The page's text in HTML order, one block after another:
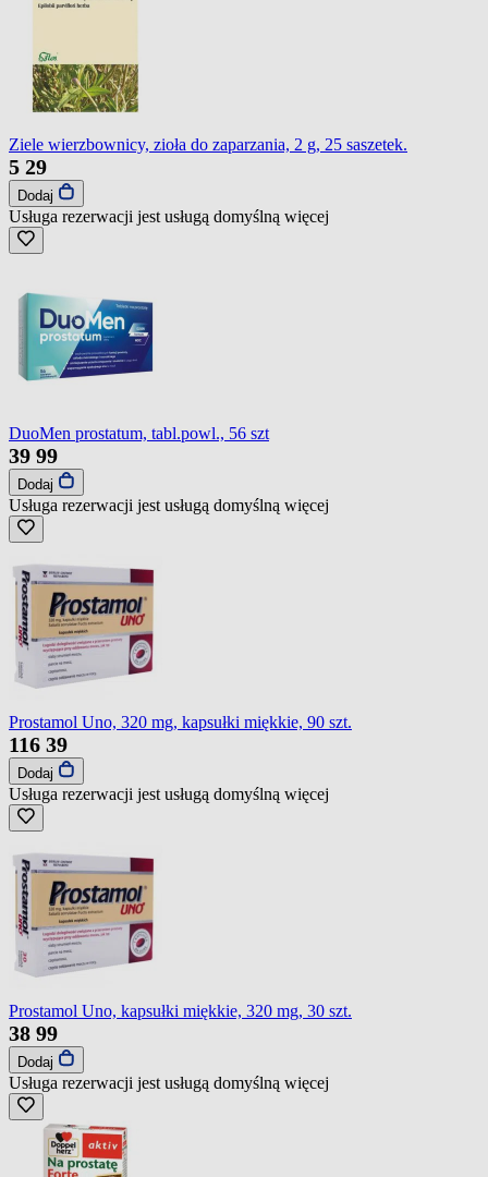
Ziele wierzbownicy, zioła do zaparzania, 2 g, 25 saszetek.
5 29
Dodaj
Usługa rezerwacji jest usługą domyślną więcej
DuoMen prostatum, tabl.powl., 56 szt
39 99
Dodaj
Usługa rezerwacji jest usługą domyślną więcej
Prostamol Uno, 320 mg, kapsułki miękkie, 90 szt.
116 39
Dodaj
Usługa rezerwacji jest usługą domyślną więcej
Prostamol Uno, kapsułki miękkie, 320 mg, 30 szt.
38 99
Dodaj
Usługa rezerwacji jest usługą domyślną więcej